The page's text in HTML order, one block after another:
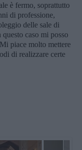
è fermo, soprattutto
di professione,
delle sale di
caso mi posso
piace molto mettere
di realizzare certe